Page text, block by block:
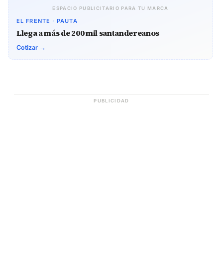
ESPACIO PUBLICITARIO PARA TU MARCA
EL FRENTE · PAUTA
Llega a más de 200 mil santandereanos
Cotizar →
PUBLICIDAD